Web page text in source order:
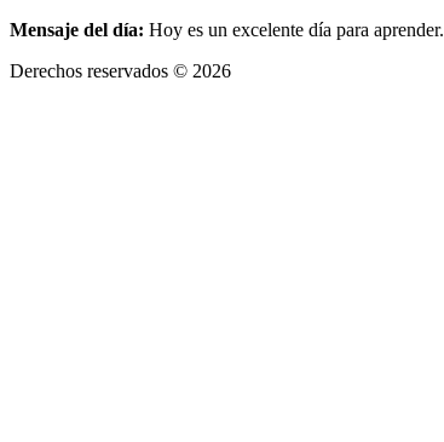
Mensaje del día: Hoy es un excelente día para aprender.
Derechos reservados © 2026